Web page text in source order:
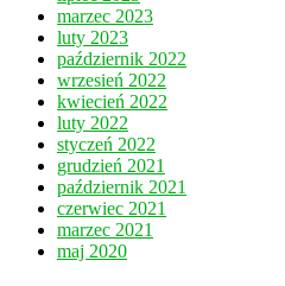
marzec 2023
luty 2023
październik 2022
wrzesień 2022
kwiecień 2022
luty 2022
styczeń 2022
grudzień 2021
październik 2021
czerwiec 2021
marzec 2021
maj 2020